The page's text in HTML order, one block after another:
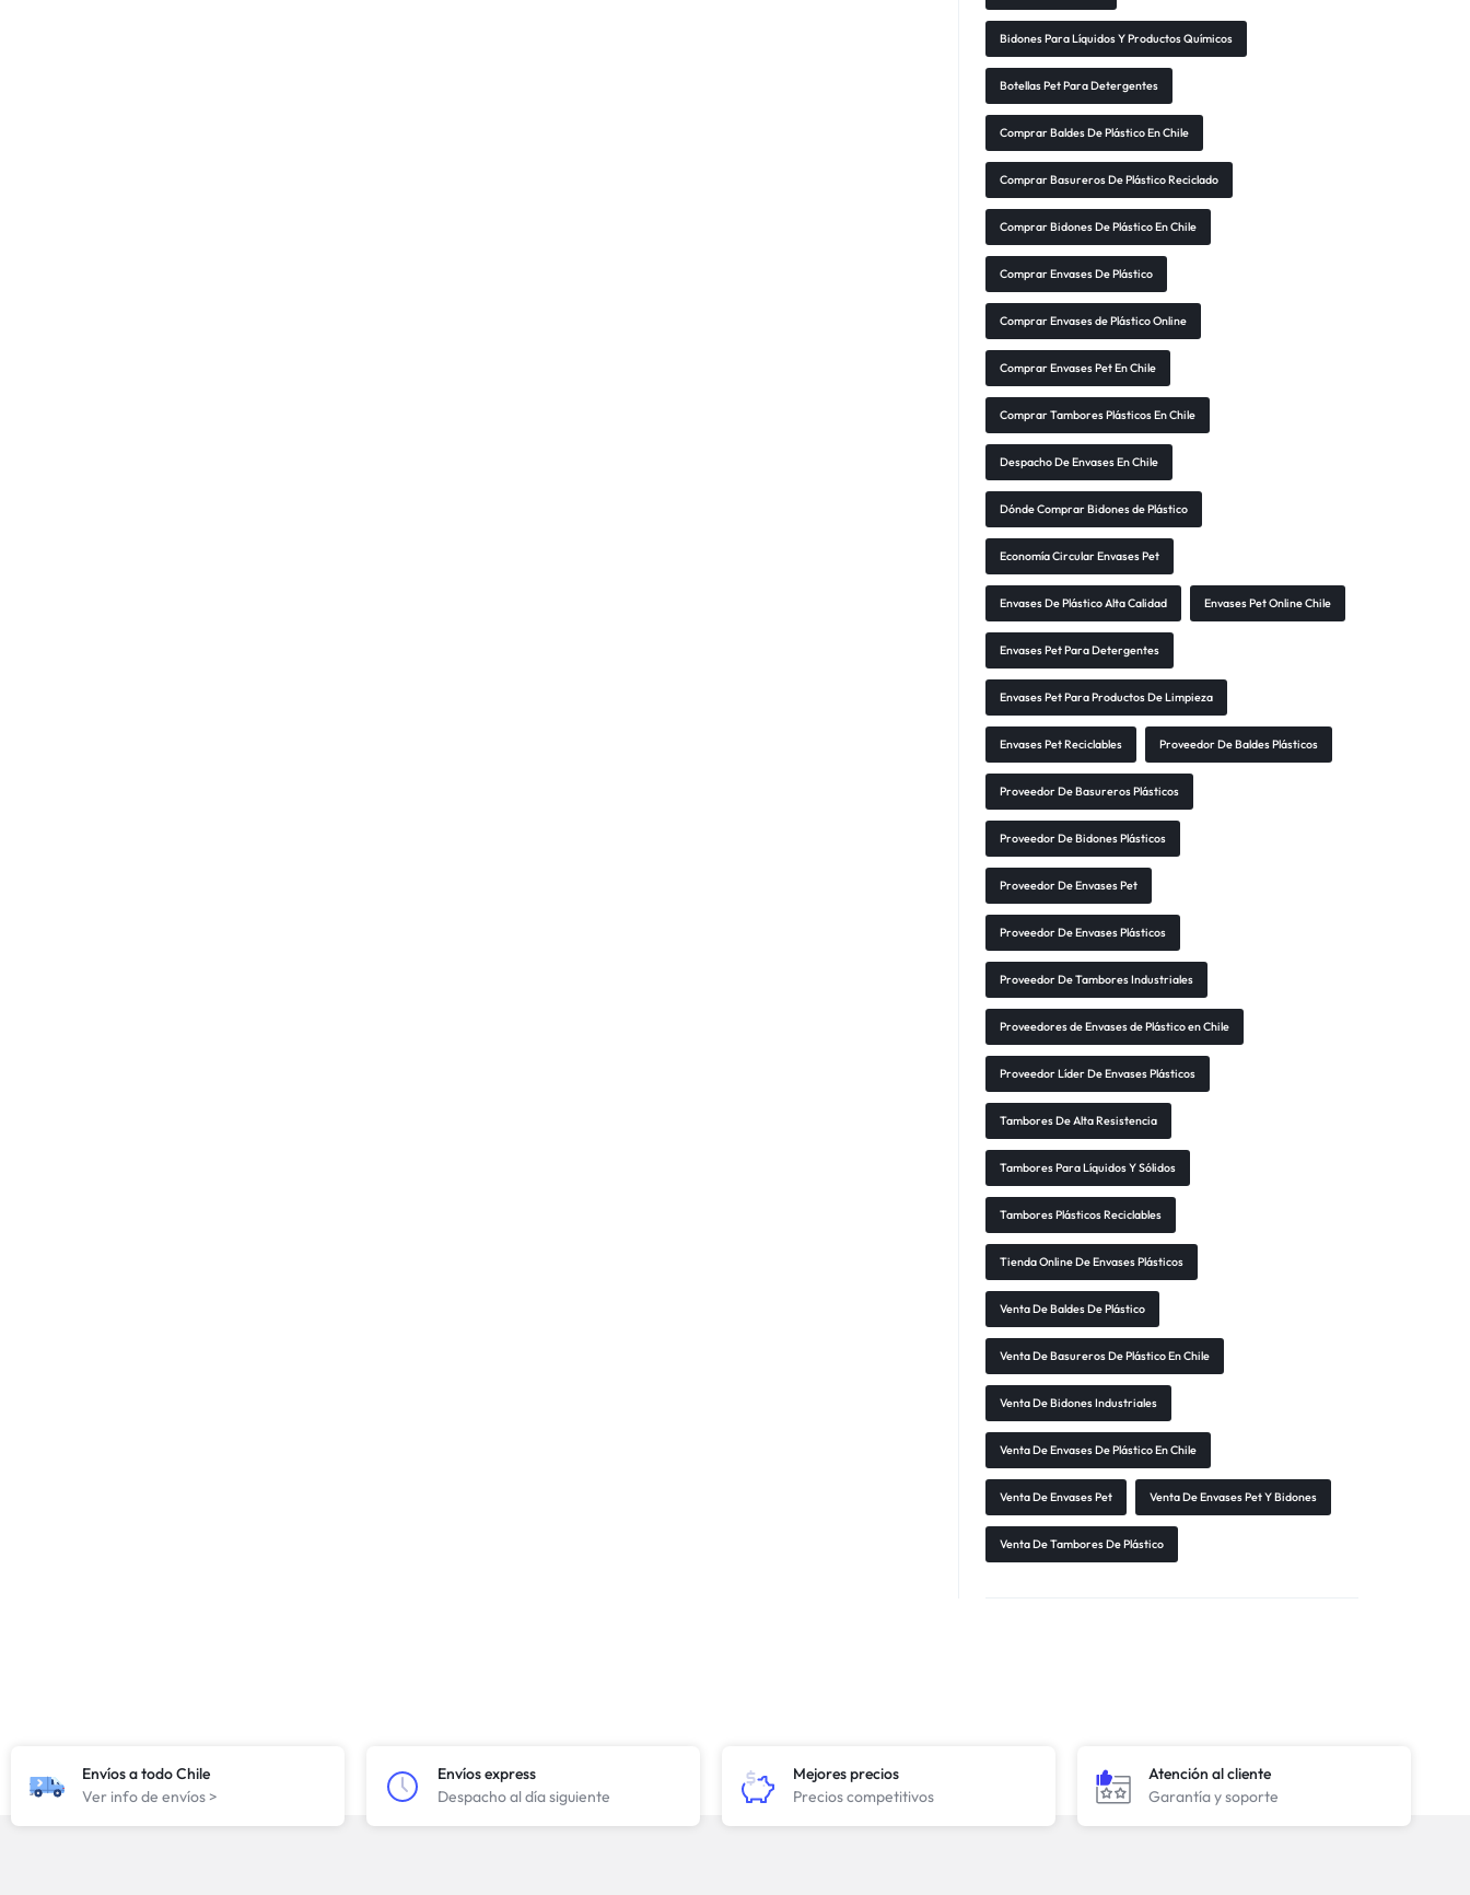
Bidones Para Líquidos Y Productos Químicos
Botellas Pet Para Detergentes
Comprar Baldes De Plástico En Chile
Comprar Basureros De Plástico Reciclado
Comprar Bidones De Plástico En Chile
Comprar Envases De Plástico
Comprar Envases de Plástico Online
Comprar Envases Pet En Chile
Comprar Tambores Plásticos En Chile
Despacho De Envases En Chile
Dónde Comprar Bidones de Plástico
Economía Circular Envases Pet
Envases De Plástico Alta Calidad Envases Pet Online Chile
Envases Pet Para Detergentes
Envases Pet Para Productos De Limpieza
Envases Pet Reciclables Proveedor De Baldes Plásticos
Proveedor De Basureros Plásticos
Proveedor De Bidones Plásticos
Proveedor De Envases Pet
Proveedor De Envases Plásticos
Proveedor De Tambores Industriales
Proveedores de Envases de Plástico en Chile
Proveedor Líder De Envases Plásticos
Tambores De Alta Resistencia
Tambores Para Líquidos Y Sólidos
Tambores Plásticos Reciclables
Tienda Online De Envases Plásticos
Venta De Baldes De Plástico
Venta De Basureros De Plástico En Chile
Venta De Bidones Industriales
Venta De Envases De Plástico En Chile
Venta De Envases Pet Venta De Envases Pet Y Bidones
Venta De Tambores De Plástico
Envíos a todo Chile
Ver info de envíos >
Envíos express
Despacho al día siguiente
Mejores precios
Precios competitivos
Atención al cliente
Garantía y soporte